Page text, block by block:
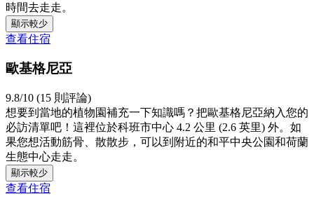
時間去走走。
顯示較少
查看住宿
歐基格尼亞
9.8/10 (15 則評論)
想要到當地的植物園補充一下知識嗎？把歐基格尼亞納入您的
必訪清單吧！這裡位於科班市中心 4.2 公里 (2.6 英里) 外。如
果您想活動筋骨、散散步，可以到附近的和平中央公園和荷蘭
生態中心走走。
顯示較少
查看住宿